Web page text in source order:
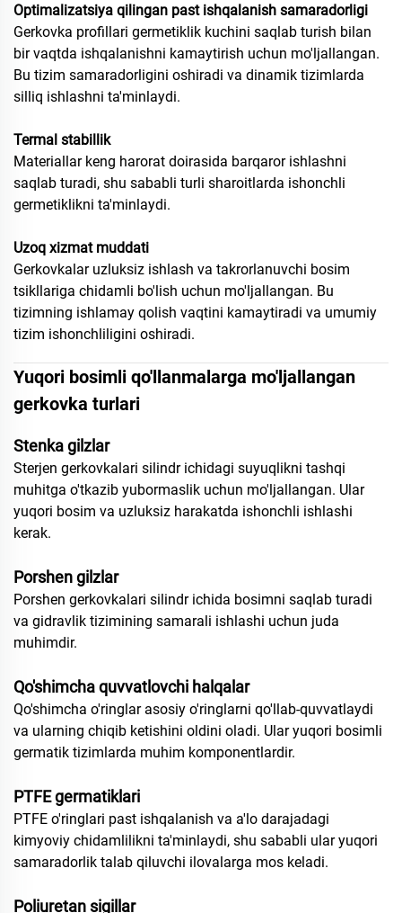
Optimalizatsiya qilingan past ishqalanish samaradorligi
Gerkovka profillari germetiklik kuchini saqlab turish bilan
bir vaqtda ishqalanishni kamaytirish uchun mo'ljallangan.
Bu tizim samaradorligini oshiradi va dinamik tizimlarda
silliq ishlashni ta'minlaydi.
Termal stabillik
Materiallar keng harorat doirasida barqaror ishlashni
saqlab turadi, shu sababli turli sharoitlarda ishonchli
germetiklikni ta'minlaydi.
Uzoq xizmat muddati
Gerkovkalar uzluksiz ishlash va takrorlanuvchi bosim
tsikllariga chidamli bo'lish uchun mo'ljallangan. Bu
tizimning ishlamay qolish vaqtini kamaytiradi va umumiy
tizim ishonchliligini oshiradi.
Yuqori bosimli qo'llanmalarga mo'ljallangan
gerkovka turlari
Stenka gilzlar
Sterjen gerkovkalari silindr ichidagi suyuqlikni tashqi
muhitga o'tkazib yubormaslik uchun mo'ljallangan. Ular
yuqori bosim va uzluksiz harakatda ishonchli ishlashi
kerak.
Porshen gilzlar
Porshen gerkovkalari silindr ichida bosimni saqlab turadi
va gidravlik tizimining samarali ishlashi uchun juda
muhimdir.
Qo'shimcha quvvatlovchi halqalar
Qo'shimcha o'ringlar asosiy o'ringlarni qo'llab-quvvatlaydi
va ularning chiqib ketishini oldini oladi. Ular yuqori bosimli
germatik tizimlarda muhim komponentlardir.
PTFE germatiklari
PTFE o'ringlari past ishqalanish va a'lo darajadagi
kimyoviy chidamlilikni ta'minlaydi, shu sababli ular yuqori
samaradorlik talab qiluvchi ilovalarga mos keladi.
Poliuretan sigillar